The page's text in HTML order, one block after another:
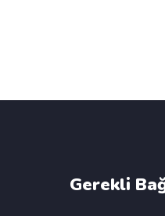
Gerekli